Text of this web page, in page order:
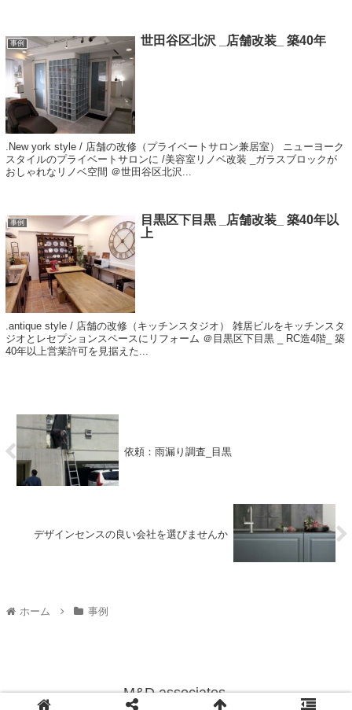
事例 世田谷区北沢 _店舗改装_ 築40年​
.New york style / 店舗の改修（プライベートサロン兼居室） ニューヨーク
スタイルのプライベートサロンに /美容室リノベ改装 _ガラスブロックが
おしゃれなリノベ空間 ＠世田谷区北沢...
事例
目黒区下目黒 _店舗改装_ 築40年以
上​
.antique style / 店舗の改修（キッチンスタジオ） 雑居ビルをキッチンスタ
ジオとレセプションスペースにリフォーム ＠目黒区下目黒 _ RC造4階_ 築
40年以上​ 営業許可を見据えた...
依頼：雨漏り調査_目黒
デザインセンスの良い会社を選びませんか
ホーム 事例
M&D associates.